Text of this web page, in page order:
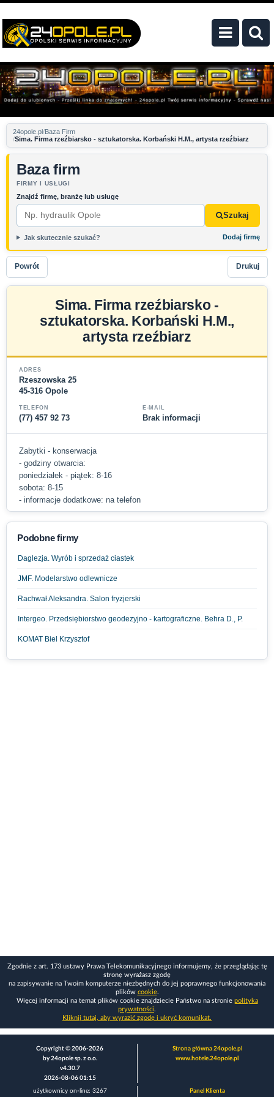
24opole.pl Baza Firm
Sima. Firma rzeźbiarsko - sztukatorska. Korbański H.M., artysta rzeźbiarz
Baza firm
FIRMY I USŁUGI
Znajdź firmę, branżę lub usługę
Szukaj
Jak skutecznie szukać? Dodaj firmę
Powrót Drukuj
Sima. Firma rzeźbiarsko -
sztukatorska. Korbański H.M.,
artysta rzeźbiarz
ADRES
Rzeszowska 25
45-316 Opole
TELEFON
(77) 457 92 73
E-MAIL
Brak informacji
Zabytki - konserwacja
- godziny otwarcia:
poniedziałek - piątek: 8-16
sobota: 8-15
- informacje dodatkowe: na telefon
Podobne firmy
Daglezja. Wyrób i sprzedaż ciastek
JMF. Modelarstwo odlewnicze
Rachwał Aleksandra. Salon fryzjerski
Intergeo. Przedsiębiorstwo geodezyjno - kartograficzne. Behra D., P.
KOMAT Biel Krzysztof
Zgodnie z art. 173 ustawy Prawa Telekomunikacyjnego informujemy, że przeglądając tę
stronę wyrażasz zgodę
na zapisywanie na Twoim komputerze niezbędnych do jej poprawnego funkcjonowania
plików cookie.
Więcej informacji na temat plików cookie znajdziecie Państwo na stronie polityka
prywatności.
Kliknij tutaj, aby wyrazić zgodę i ukryć komunikat.
Copyright © 2006-2026
by 24opole sp. z o.o.
v4.30.7
2026-08-06 01:15
Strona główna 24opole.pl
www.hotele.24opole.pl
użytkownicy on-line: 3267 Panel Klienta